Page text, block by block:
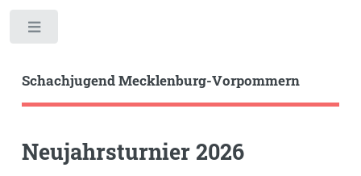
Schachjugend Mecklenburg-Vorpommern
Neujahrsturnier 2026